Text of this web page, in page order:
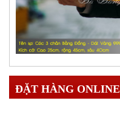
ĐẶT HÀNG ONLINE